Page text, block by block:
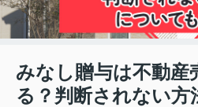
みなし贈与は不動産
る？判断されない